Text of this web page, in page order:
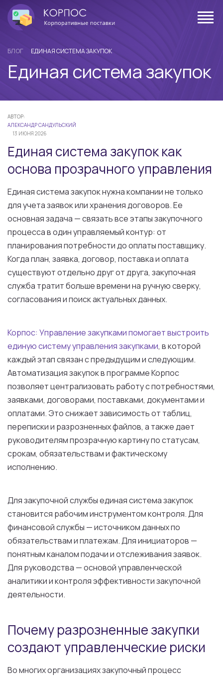
БЛОГ EДИНАЯ СИСТЕМА ЗАКУПОК
Eдиная система закупок
АВТОР:
АЛЕКСАНДР САНДУЛЬСКИЙ
13 ИЮНЯ 2026
Единая система закупок как
основа прозрачного управления
Единая система закупок нужна компании не только
для учета заявок или хранения договоров. Ее
основная задача — связать все этапы закупочного
процесса в один управляемый контур: от
планирования потребности до оплаты поставщику.
Когда план, заявка, договор, поставка и оплата
существуют отдельно друг от друга, закупочная
служба тратит больше времени на ручную сверку,
согласования и поиск актуальных данных.
Корпос: Управление закупками помогает выстроить
единую систему управления закупками, в которой
каждый этап связан с предыдущим и следующим.
Автоматизация закупок в программе Корпос
позволяет централизовать работу с потребностями,
заявками, договорами, поставками, документами и
оплатами. Это снижает зависимость от таблиц,
переписки и разрозненных файлов, а также дает
руководителям прозрачную картину по статусам,
срокам, обязательствам и фактическому
исполнению.
Для закупочной службы единая система закупок
становится рабочим инструментом контроля. Для
финансовой службы — источником данных по
обязательствам и платежам. Для инициаторов —
понятным каналом подачи и отслеживания заявок.
Для руководства — основой управленческой
аналитики и контроля эффективности закупочной
деятельности.
Почему разрозненные закупки
создают управленческие риски
Во многих организациях закупочный процесс